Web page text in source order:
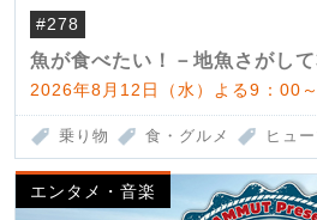
（クロマグロ）
#278
魚が食べたい！－地魚さがし
2026年8月12日（水）よる9：00
乗り物 食・グルメ ヒュ
エンタメ・音楽